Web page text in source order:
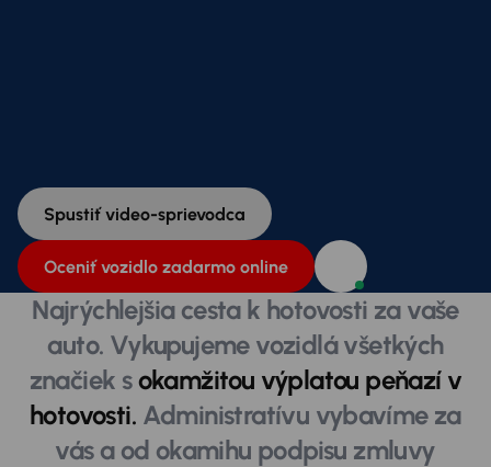
Spustiť video-sprievodca
Oceniť vozidlo zadarmo online
Najrýchlejšia cesta k hotovosti za vaše
auto. Vykupujeme vozidlá všetkých
značiek sokamžitou výplatou peňazí v
hotovosti. Administratívu vybavíme za
vás a od okamihu podpisu zmluvy